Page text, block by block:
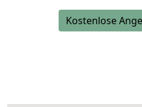
Kostenlose